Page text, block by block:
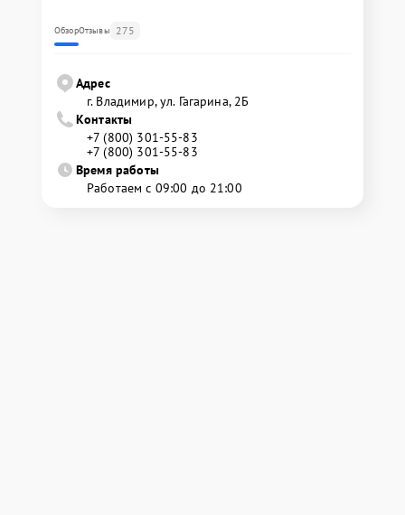
ОбзорОтзывы 275
Адрес
г. Владимир, ул. Гагарина, 2Б
Контакты
+7 (800) 301-55-83
+7 (800) 301-55-83
Время работы
Работаем с 09:00 до 21:00